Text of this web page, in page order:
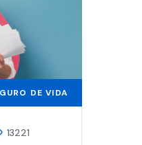
DE VIDA
13221